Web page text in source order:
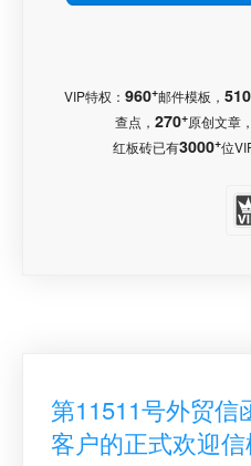
VIP特权： 960+邮件模板， 510
查点， 270+原创文章，
红板砖已有3000+位
第11511号外贸信
客户的正式欢迎信